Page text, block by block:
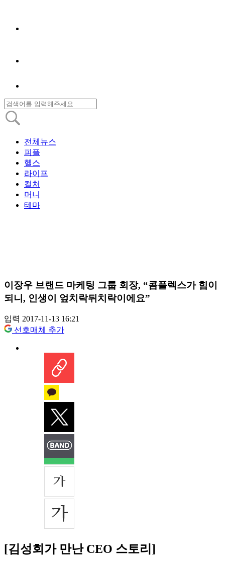
전체뉴스
피플
헬스
라이프
컬처
머니
테마
이장우 브랜드 마케팅 그룹 회장, “콤플렉스가 힘이
되니, 인생이 엎치락뒤치락이에요”
입력 2017-11-13 16:21
선호매체 추가
[김성회가 만난 CEO 스토리]